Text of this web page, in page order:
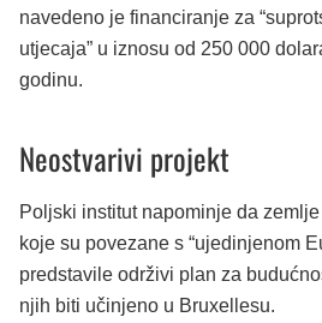
navedeno je financiranje za
utjecaja” u iznosu od 250 000
godinu.
Neostvarivi projekt
Poljski institut napominje da
koje su povezane s “ujedinjenom
predstavile održivi plan za
njih biti učinjeno u Bruxellesu.